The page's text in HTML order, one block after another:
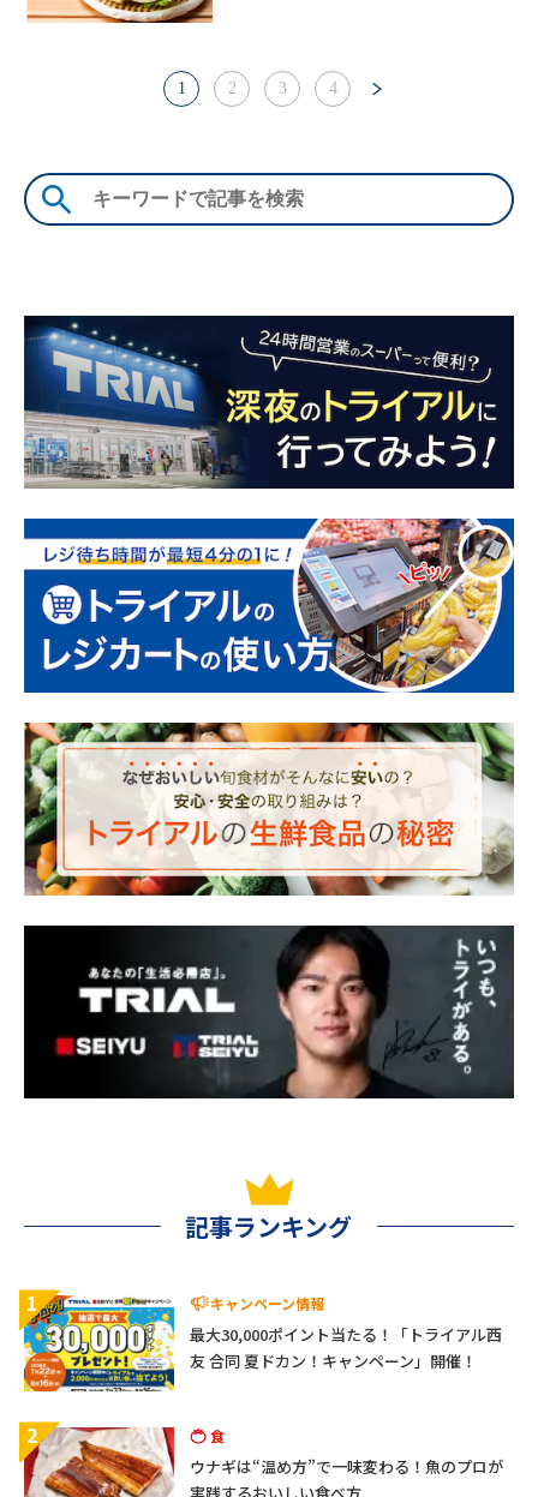
1 2 3 4
記事ランキング
1 キャンペーン情報
最大30,000ポイント当たる！「トライアル西
友 合同 夏ドカン！キャンペーン」開催！
2 食
ウナギは“温め方”で一味変わる！魚のプロが